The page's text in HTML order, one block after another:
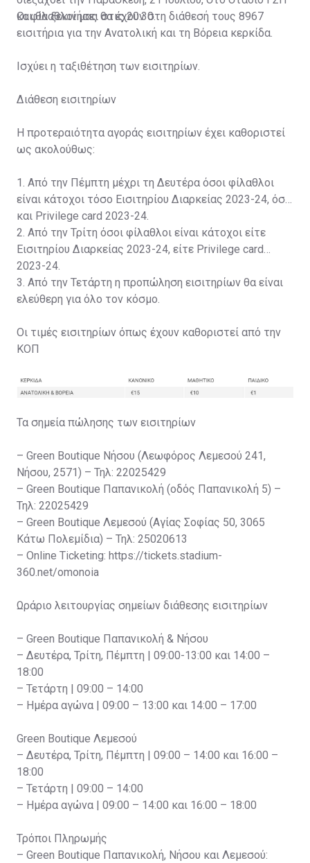
και θα ξεκινήσει στις 20:30.
Οι φίλαθλοί μας θα έχουν στη διάθεσή τους 8967
εισιτήρια για την Ανατολική και τη Βόρεια κερκίδα.
Ισχύει η ταξιθέτηση των εισιτηρίων.
Διάθεση εισιτηρίων
Η προτεραιότητα αγοράς εισιτηρίων έχει καθοριστεί
ως ακολούθως:
1. Από την Πέμπτη μέχρι τη Δευτέρα όσοι φίλαθλοι
είναι κάτοχοι τόσο Εισιτηρίου Διαρκείας 2023-24, όσο
και Privilege card 2023-24.
2. Από την Τρίτη όσοι φίλαθλοι είναι κάτοχοι είτε
Εισιτηρίου Διαρκείας 2023-24, είτε Privilege card
2023-24.
3. Από την Τετάρτη η προπώληση εισιτηρίων θα είναι
ελεύθερη για όλο τον κόσμο.
Οι τιμές εισιτηρίων όπως έχουν καθοριστεί από την
ΚΟΠ
Τα σημεία πώλησης των εισιτηρίων
– Green Boutique Νήσου (Λεωφόρος Λεμεσού 241,
Νήσου, 2571) – Τηλ: 22025429
– Green Boutique Παπανικολή (οδός Παπανικολή 5) –
Τηλ: 22025429
– Green Boutique Λεμεσού (Αγίας Σοφίας 50, 3065
Κάτω Πολεμίδια) – Τηλ: 25020613
– Online Ticketing: https://tickets.stadium-
360.net/omonoia
Ωράριο λειτουργίας σημείων διάθεσης εισιτηρίων
– Green Boutique Παπανικολή & Νήσου
– Δευτέρα, Τρίτη, Πέμπτη | 09:00-13:00 και 14:00 –
18:00
– Τετάρτη | 09:00 – 14:00
– Ημέρα αγώνα | 09:00 – 13:00 και 14:00 – 17:00
Green Boutique Λεμεσού
– Δευτέρα, Τρίτη, Πέμπτη | 09:00 – 14:00 και 16:00 –
18:00
– Τετάρτη | 09:00 – 14:00
– Ημέρα αγώνα | 09:00 – 14:00 και 16:00 – 18:00
Τρόποι Πληρωμής
– Green Boutique Παπανικολή, Νήσου και Λεμεσού: